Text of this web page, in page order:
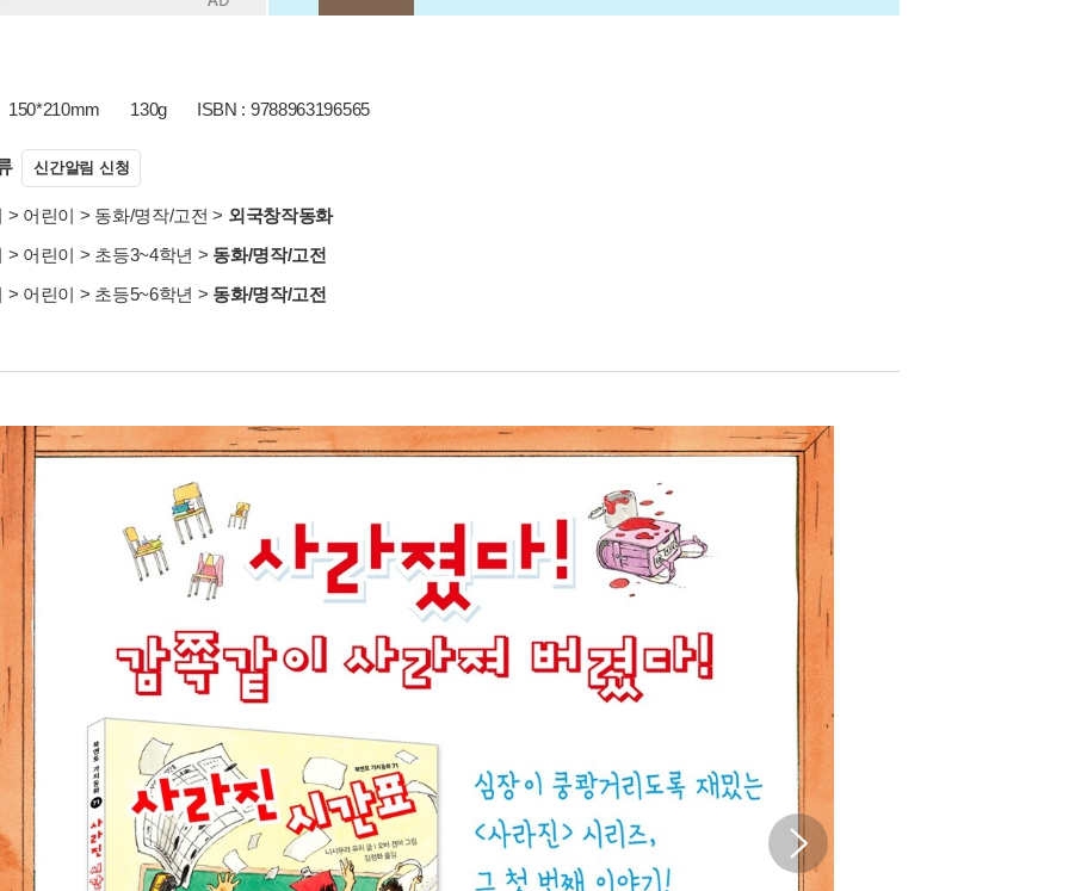
150*210mm 130g ISBN : 9788963196565
신간알림 신청
> 어린이 > 동화/명작/고전 > 외국창작동화
> 어린이 > 초등3~4학년 > 동화/명작/고전
> 어린이 > 초등5~6학년 > 동화/명작/고전